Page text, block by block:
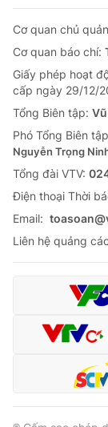
Cơ quan chủ
Cơ quan báo chí:
Giấy phép hoạt
cấp ngày 29/12/
Tổng Biên tập:
Phó Tổng Biên
Nguyễn Trọng
Tổng đài VTV:
Ðiện thoại Thời
Email:
Liên hệ quảng